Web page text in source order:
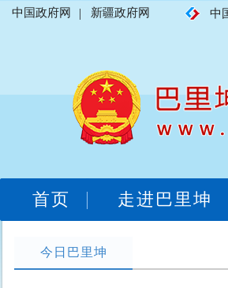
中国政府网 | 新疆政府网 中
首页 走进巴里坤
今日巴里坤